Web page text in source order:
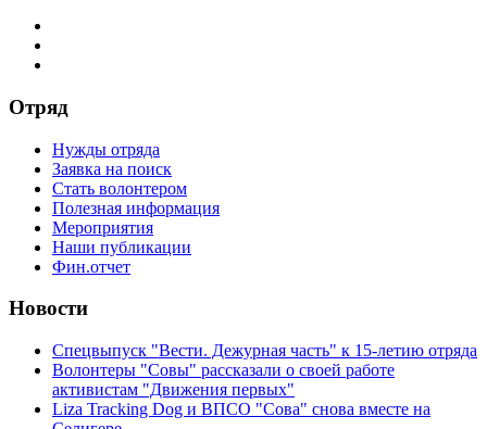
Отряд
Нужды отряда
Заявка на поиск
Стать волонтером
Полезная информация
Мероприятия
Наши публикации
Фин.отчет
Новости
Спецвыпуск "Вести. Дежурная часть" к 15-летию отряда
Волонтеры "Совы" рассказали о своей работе
активистам "Движения первых"
Liza Tracking Dog и ВПСО "Сова" снова вместе на